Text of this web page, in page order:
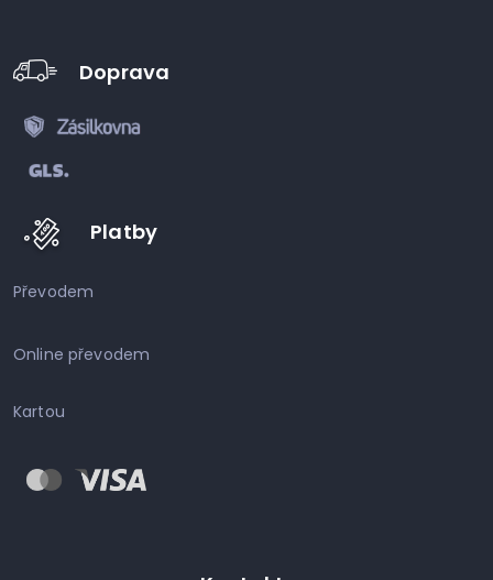
Doprava
Platby
Převodem
Online převodem
Kartou